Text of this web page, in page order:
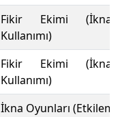
Fikir Ekimi (İknada
Kullanımı)
Fikir Ekimi (İknada
Kullanımı)
İkna Oyunları (Etkileme